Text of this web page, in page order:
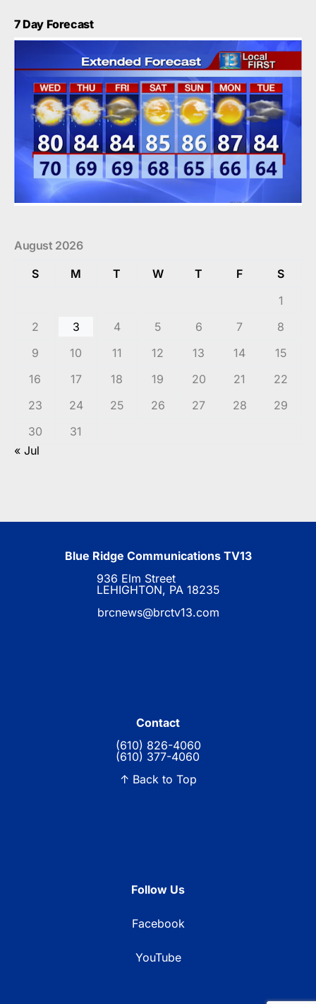
7 Day Forecast
August 2026
S
M T W T F
S
1
2
3 4 5 6 7
8
9
10 11 12 13 14
15
16
17 18 19 20 21
22
23
24 25 26 27 28
29
30
31
« Jul
Blue Ridge Communications TV13
936 Elm Street
LEHIGHTON, PA 18235
brcnews@brctv13.com
Contact
(610) 826-4060
(610) 377-4060
↑ Back to Top
Follow Us
Facebook
YouTube